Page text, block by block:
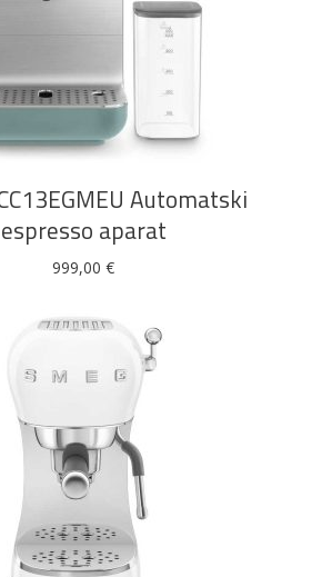
DODAJ U KOŠARICU
Automatski
espresso aparat
999,00 €
DODAJ U KOŠARICU